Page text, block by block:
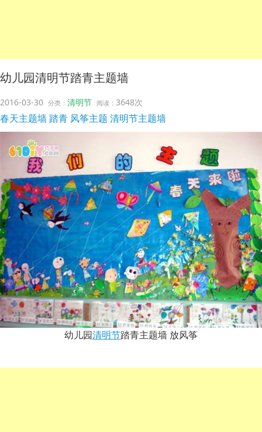
幼儿园清明节踏青主题墙
2016-03-30 分类： 清明节 阅读： 3648次
春天主题墙 踏青 风筝主题 清明节主题墙
幼儿园清明节踏青主题墙 放风筝